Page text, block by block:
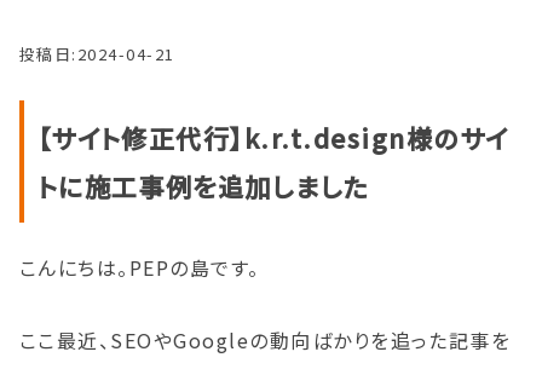
投稿日: 2024-04-21
【サイト修正代行】k.r.t.design様のサイ
トに施工事例を追加しました
こんにちは。PEPの島です。
ここ最近、SEOやGoogleの動向ばかりを追った記事を